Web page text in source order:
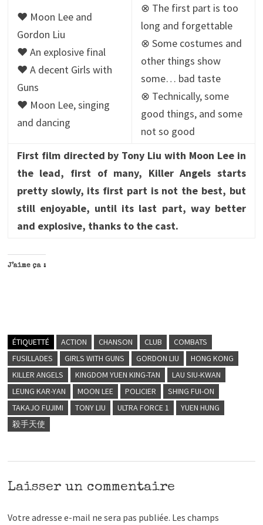
♥ Moon Lee and
Gordon Liu
♥ An explosive final
♥ A decent Girls with
Guns
♥ Moon Lee, singing
and dancing
⊗ The first part is too
long and forgettable
⊗ Some costumes and
other things show
some… bad taste
⊗ Technically, some
good things, and some
not so good
First film directed by Tony Liu with Moon Lee in
the lead, first of many, Killer Angels starts
pretty slowly, its first part is not the best, but
still enjoyable, until its last part, way better
and explosive, thanks to the cast.
J’aime ça :
ÉTIQUETTÉ ACTION CHANSON CLUB
COMBATS
FUSILLADES
GIRLS WITH GUNS GORDON LIU
HONG KONG
KILLER ANGELS
KINGDOM YUEN KING-TAN
LAU SIU-KWAN
LEUNG KAR-YAN
MOON LEE POLICIER
SHING FUI-ON
TAKAJO FUJIMI
TONY LIU ULTRA FORCE 1
YUEN HUNG
殺手天使
Laisser un commentaire
Votre adresse e-mail ne sera pas publiée. Les champs